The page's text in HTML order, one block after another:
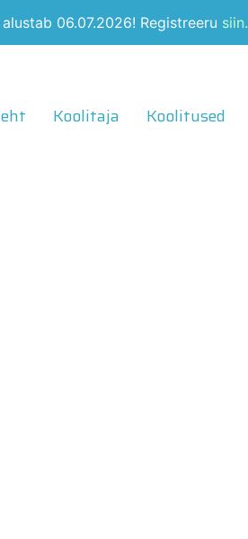
06.07.2026! Registreeru siin.
Koolitaja Koolitused